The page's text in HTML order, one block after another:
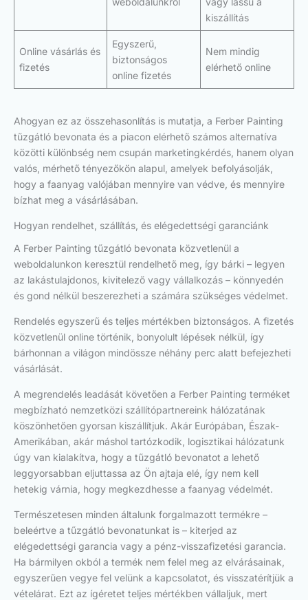
kiszállítás
Online vásárlás és
fizetés
Egyszerű,
biztonságos
online fizetés
Nem mindig
elérhető online
Ahogyan ez az összehasonlítás is mutatja, a Ferber Painting
tűzgátló bevonata és a piacon elérhető számos alternatíva
közötti különbség nem csupán marketingkérdés, hanem olyan
valós, mérhető tényezőkön alapul, amelyek befolyásolják,
hogy a faanyag valójában mennyire van védve, és mennyire
bízhat meg a vásárlásában.
Hogyan rendelhet, szállítás, és elégedettségi garanciánk
A Ferber Painting tűzgátló bevonata közvetlenül a
weboldalunkon keresztül rendelhető meg, így bárki – legyen
az lakástulajdonos, kivitelező vagy vállalkozás – könnyedén
és gond nélkül beszerezheti a számára szükséges védelmet.
Rendelés egyszerű és teljes mértékben biztonságos. A fizetés
közvetlenül online történik, bonyolult lépések nélkül, így
bárhonnan a világon mindössze néhány perc alatt befejezheti
vásárlását.
A megrendelés leadását követően a Ferber Painting terméket
megbízható nemzetközi szállítópartnereink hálózatának
köszönhetően gyorsan kiszállítjuk. Akár Európában, Észak-
Amerikában, akár máshol tartózkodik, logisztikai hálózatunk
úgy van kialakítva, hogy a tűzgátló bevonatot a lehető
leggyorsabban eljuttassa az Ön ajtaja elé, így nem kell
hetekig várnia, hogy megkezdhesse a faanyag védelmét.
Természetesen minden általunk forgalmazott termékre –
beleértve a tűzgátló bevonatunkat is – kiterjed az
elégedettségi garancia vagy a pénz-visszafizetési garancia.
Ha bármilyen okból a termék nem felel meg az elvárásainak,
egyszerűen vegye fel velünk a kapcsolatot, és visszatérítjük a
vételárat. Ezt az ígéretet teljes mértékben vállaljuk, mert